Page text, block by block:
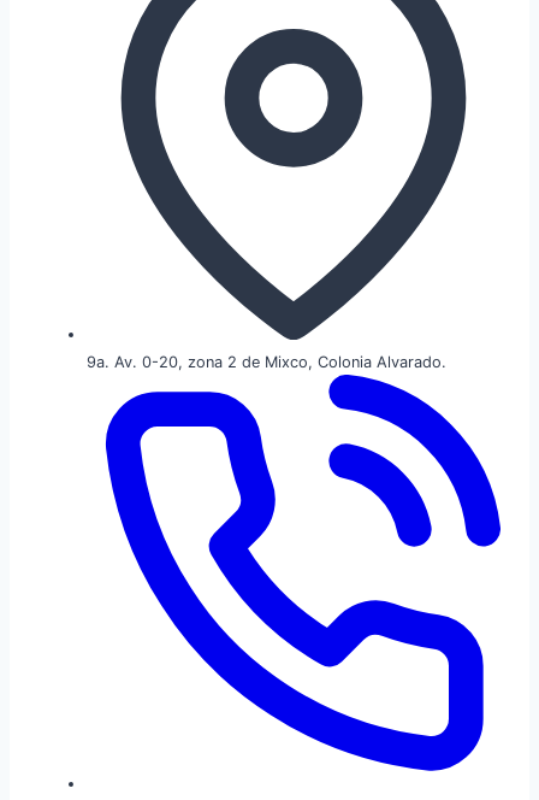
9a. Av. 0-20, zona 2 de Mixco, Colonia Alvarado.